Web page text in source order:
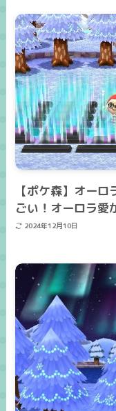
【ポケ森】オー
ごい！オーロラ愛
2024年12月10日